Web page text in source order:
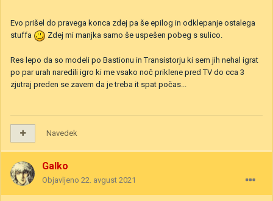
Evo prišel do pravega konca zdej pa še epilog in odklepanje ostalega
stuffa
Zdej mi manjka samo še uspešen pobeg s sulico.
Res lepo da so modeli po Bastionu in Transistorju ki sem jih nehal igrat
po par urah naredili igro ki me vsako noč priklene pred TV do cca 3
zjutraj preden se zavem da je treba it spat počas...
Navedek
Galko
Objavljeno 22. avgust 2021